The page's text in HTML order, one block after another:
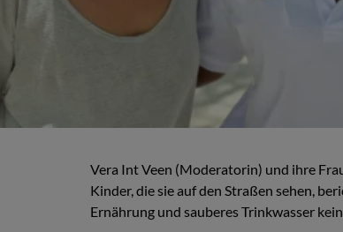
Vera Int Veen (Moderatorin) und ihre
Kinder, die sie auf den Straßen sehen,
Ernährung und sauberes Trinkwasser